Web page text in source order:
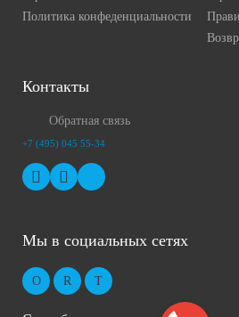
Политика конфеденциальности
Контакты
Обратная связь
+7 (495) 045 55-34
Мы в социальных сетях